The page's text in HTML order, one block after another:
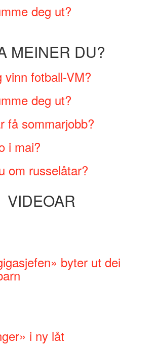
deg ut?
MEINER DU?
vinn fotball-VM?
deg ut?
få sommarjobb?
i mai?
om russelåtar?
VIDEOAR
byter ut dei
i ny låt